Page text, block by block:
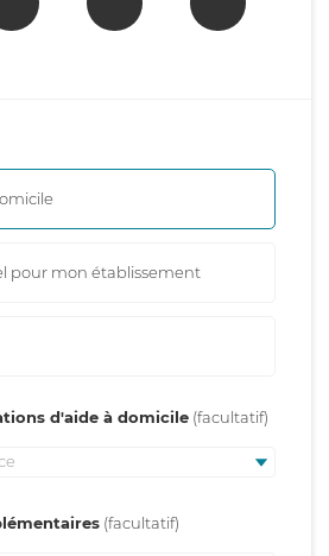
pour mon établissement
d'aide à domicile